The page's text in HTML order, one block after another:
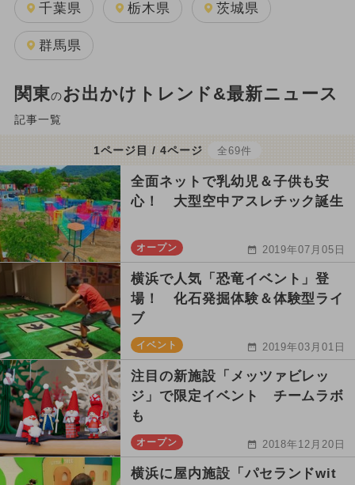
千葉県 栃木県 茨城県
群馬県
関東のお出かけトレンド&最新ニュース
記事一覧
1ページ目 / 4ページ 全69件
全面ネットで乳幼児＆子供も安
心！ 大型空中アスレチック誕生
オープン 2019年07月05日
横浜で人気「恐竜イベント」登
場！ 化石発掘体験＆体験型ライ
ブ
イベント 2019年03月01日
注目の新施設「メッツァビレッ
ジ」で限定イベント チームラボ
も
オープン 2018年12月20日
横浜に屋内施設「パセランドwit